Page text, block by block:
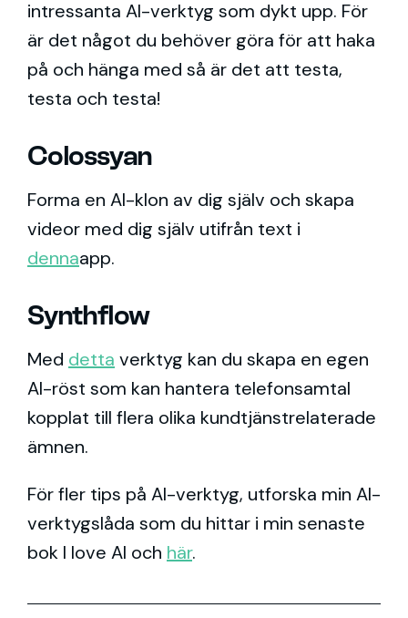
intressanta AI-verktyg som dykt upp. För
är det något du behöver göra för att haka
på och hänga med så är det att testa,
testa och testa!
Colossyan
Forma en AI-klon av dig själv och skapa
videor med dig själv utifrån text i
dennaapp.
Synthflow
Med detta verktyg kan du skapa en egen
AI-röst som kan hantera telefonsamtal
kopplat till flera olika kundtjänstrelaterade
ämnen.
För fler tips på AI-verktyg, utforska min AI-
verktygslåda som du hittar i min senaste
bok I love AI och här.